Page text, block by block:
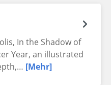
In the Shadow of
Year, an illustrated
[Mehr]